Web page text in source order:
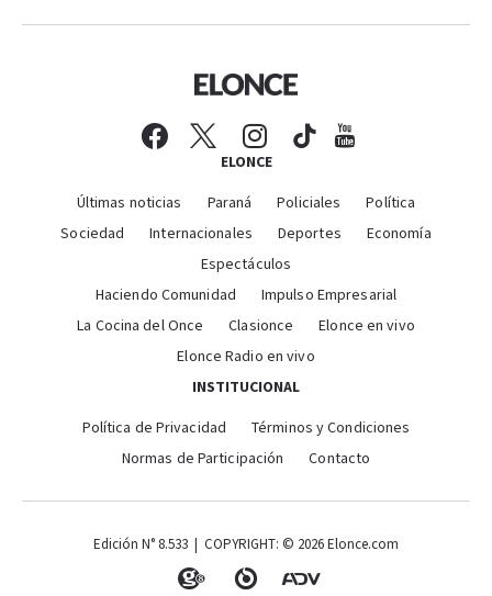
ELONCE
Últimas noticias Paraná Policiales
Política
Sociedad
Internacionales Deportes
Economía
Espectáculos
Haciendo Comunidad
Impulso Empresarial
La Cocina del Once
Clasionce
Elonce en vivo
Elonce Radio en vivo
INSTITUCIONAL
Política de Privacidad
Términos y Condiciones
Normas de Participación
Contacto
Edición N° 8.533 | COPYRIGHT: © 2026 Elonce.com